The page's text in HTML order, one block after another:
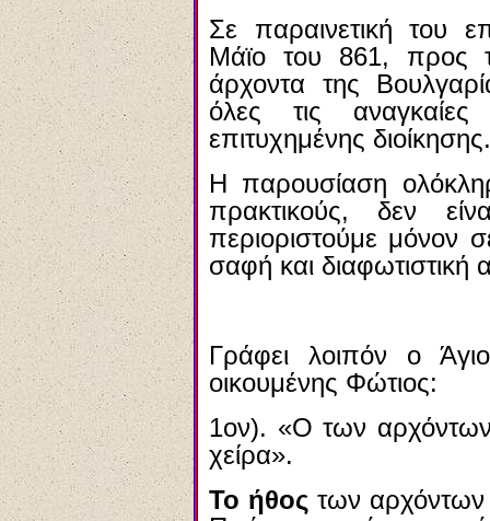
Σε παραινετική του
Μάϊο του 861, προς
άρχοντα της
όλες τις
επιτυχημένης διοίκησης.
Η παρουσίαση
πρακτικούς, δεν
περιοριστούμε μόνον
σαφή και διαφωτιστική
Γράφει λοιπόν ο
οικουμένης Φώτιος:
1ον). «Ο των αρχόντων
χείρα».
Το ήθοςτων αρχόντων